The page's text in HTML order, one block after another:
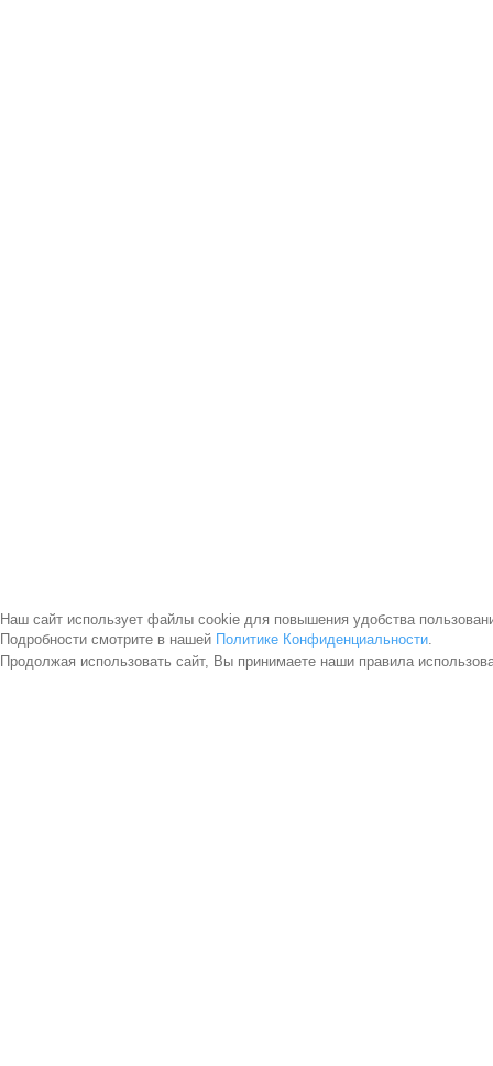
Наш сайт использует файлы cookie для повышения удобства
Подробности смотрите в нашей Политике Конфиденциальности.
Продолжая использовать сайт, Вы принимаете наши правила